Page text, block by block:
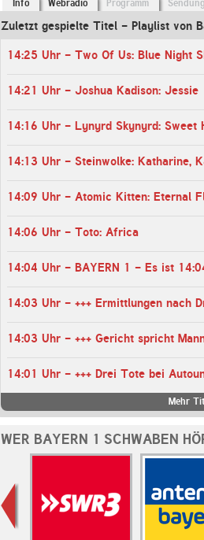
Info Webradio Programm
Zuletzt gespielte Titel - Playlist von
14:25 Uhr - Two Of Us: Blue Night
14:21 Uhr - Joshua Kadison: Jessie
14:16 Uhr - Lynyrd Skynyrd: Sweet
14:13 Uhr - Steinwolke: Katharine,
14:09 Uhr - Atomic Kitten: Eternal
14:06 Uhr - Toto: Africa
14:04 Uhr - BAYERN 1 - Es ist
Mehr
WER BAYERN 1 SCHWABEN